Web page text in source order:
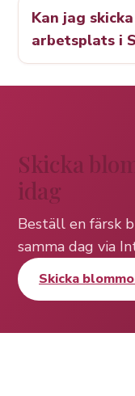
Kan jag
arbetsplats i
Skicka
idag
Beställ en färsk
samma dag via
Skicka